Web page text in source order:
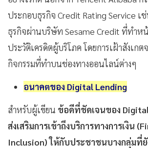
ประกอบธุรกิจ Credit Rating Service เ
ธุรกิจผ่านบริษัท Sesame Credit ที่ทำห
ประวัติเครดิตผู้บริโภค โดยการเฝ้าสังเก
กิจกรรมที่ทำบนช่องทางออนไลน์ต่างๆ
อนาคตของ Digital Lending
สำหรับผู้เขียน ข้อดีที่ชัดเจนของ
ส่งเสริมการเข้าถึงบริการทางการเงิน
Inclusion) ให้กับประชาชนบางกลุ่มที่ยั